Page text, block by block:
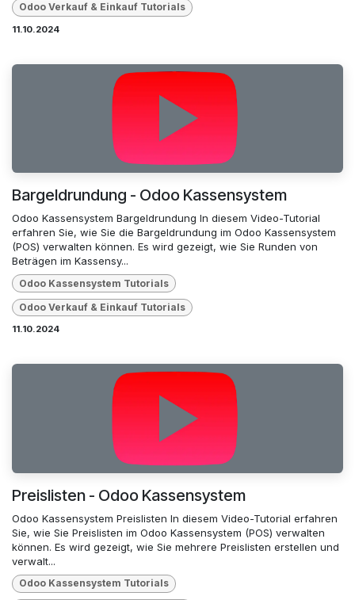
Odoo Verkauf & Einkauf Tutorials
11.10.2024
Bargeldrundung - Odoo Kassensystem
Odoo Kassensystem Bargeldrundung In diesem Video-Tutorial
erfahren Sie, wie Sie die Bargeldrundung im Odoo Kassensystem
(POS) verwalten können. Es wird gezeigt, wie Sie Runden von
Beträgen im Kassensy...
Odoo Kassensystem Tutorials
Odoo Verkauf & Einkauf Tutorials
11.10.2024
Preislisten - Odoo Kassensystem
Odoo Kassensystem Preislisten In diesem Video-Tutorial erfahren
Sie, wie Sie Preislisten im Odoo Kassensystem (POS) verwalten
können. Es wird gezeigt, wie Sie mehrere Preislisten erstellen und
verwalt...
Odoo Kassensystem Tutorials